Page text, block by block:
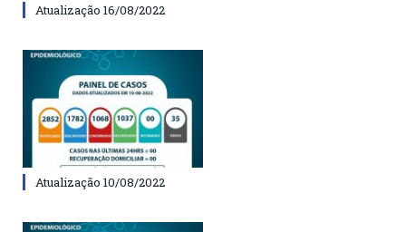
Atualização 16/08/2022
Atualização 10/08/2022